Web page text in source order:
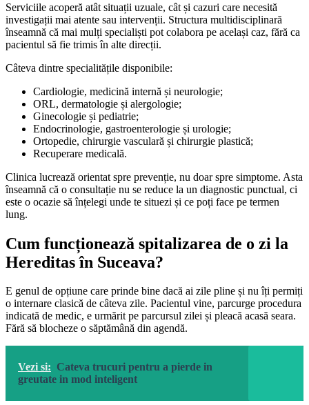
Serviciile acoperă atât situații uzuale, cât și cazuri care necesită
investigații mai atente sau intervenții. Structura multidisciplinară
înseamnă că mai mulți specialiști pot colabora pe același caz, fără ca
pacientul să fie trimis în alte direcții.
Câteva dintre specialitățile disponibile:
Cardiologie, medicină internă și neurologie;
ORL, dermatologie și alergologie;
Ginecologie și pediatrie;
Endocrinologie, gastroenterologie și urologie;
Ortopedie, chirurgie vasculară și chirurgie plastică;
Recuperare medicală.
Clinica lucrează orientat spre prevenție, nu doar spre simptome. Asta
înseamnă că o consultație nu se reduce la un diagnostic punctual, ci
este o ocazie să înțelegi unde te situezi și ce poți face pe termen
lung.
Cum funcționează spitalizarea de o zi la
Hereditas în Suceava?
E genul de opțiune care prinde bine dacă ai zile pline și nu îți permiți
o internare clasică de câteva zile. Pacientul vine, parcurge procedura
indicată de medic, e urmărit pe parcursul zilei și pleacă acasă seara.
Fără să blocheze o săptămână din agendă.
Vezi si: Cateva trucuri pentru a pierde in
greutate in mod inteligent